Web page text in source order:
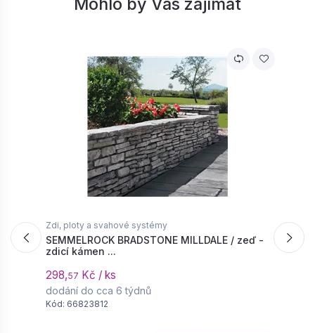
Zdi, ploty a svahové systémy
SEMMELROCK BRADSTONE MILLDALE / zeď -
zdicí kámen ...
298,57 Kč / ks
dodání do cca 6 týdnů
Kód: 66823812